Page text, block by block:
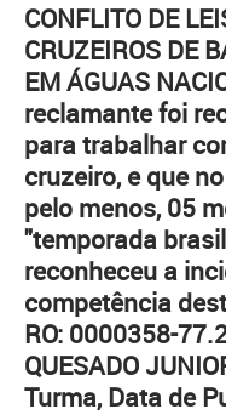
CONFLITO DE
CRUZEIROS DE
EM ÁGUAS
reclamante foi
para trabalhar
cruzeiro, e que
pelo menos, 05
"temporada
reconheceu a
competência
RO: 0000358-
QUESADO
Turma, Data de